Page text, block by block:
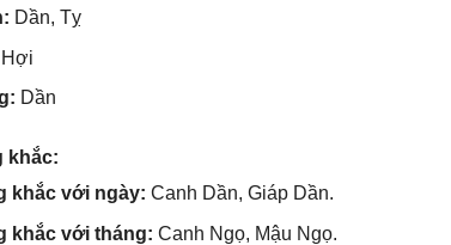
Dần, Tỵ
Hợi
Dần
khắc:
khắc với ngày: Canh Dần, Giáp Dần.
khắc với tháng: Canh Ngọ, Mậu Ngọ.